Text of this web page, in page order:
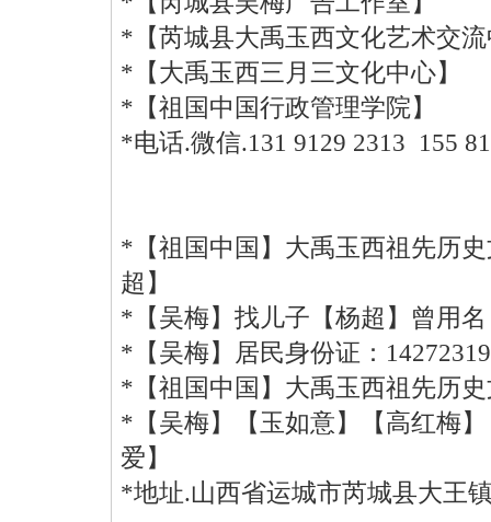
*【芮城县大禹玉西文化艺术交
*【大禹玉西三月三文化中心】
*【祖国中国行政管理学院】
*电话.微信.131 9129 2313 155
*【祖国中国】大禹玉西祖先历
超】
*【吴梅】找儿子【杨超】曾用
*【吴梅】居民身份证：
*【祖国中国】大禹玉西祖先历
*【吴梅】【玉如意】【高红梅
爱】
*地址.山西省运城市芮城县大王